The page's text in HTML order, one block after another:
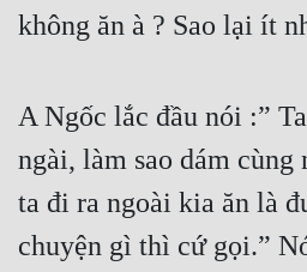
không ăn à ? Sao lại ít
A Ngốc lắc đầu nói :”
ngài, làm sao dám cùng
ta đi ra ngoài kia ăn là
chuyện gì thì cứ gọi.”